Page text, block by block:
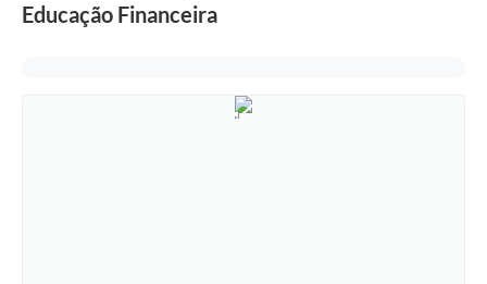
Educação Financeira